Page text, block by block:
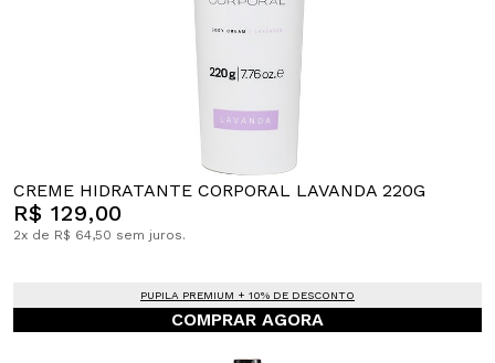
CREME HIDRATANTE CORPORAL LAVANDA 220G
R$ 129,00
2x de R$ 64,50 sem juros.
PUPILA PREMIUM + 10% DE DESCONTO
COMPRAR AGORA